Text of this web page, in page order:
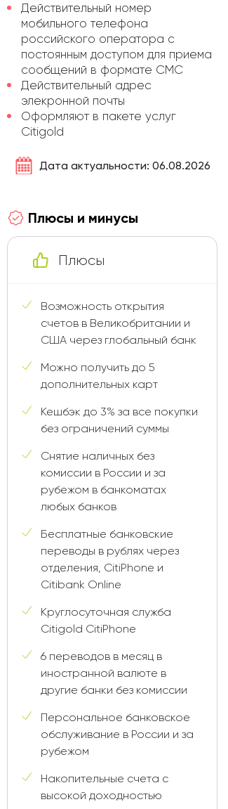
Действительный номер
мобильного телефона
российского оператора с
постоянным доступом для приема
сообщений в формате СМС
Действительный адрес
элекронной почты
Оформляют в пакете услуг
Citigold
Дата актуальности: 06.08.2026
Плюсы и минусы
Плюсы
Возможность открытия
счетов в Великобритании и
США через глобальный банк
Можно получить до 5
дополнительных карт
Кешбэк до 3% за все покупки
без ограничений суммы
Снятие наличных без
комиссии в России и за
рубежом в банкоматах
любых банков
Бесплатные банковские
переводы в рублях через
отделения, CitiPhone и
Citibank Online
Круглосуточная служба
Citigold CitiPhone
6 переводов в месяц в
иностранной валюте в
другие банки без комиссии
Персональное банковское
обслуживание в России и за
рубежом
Накопительные счета с
высокой доходностью